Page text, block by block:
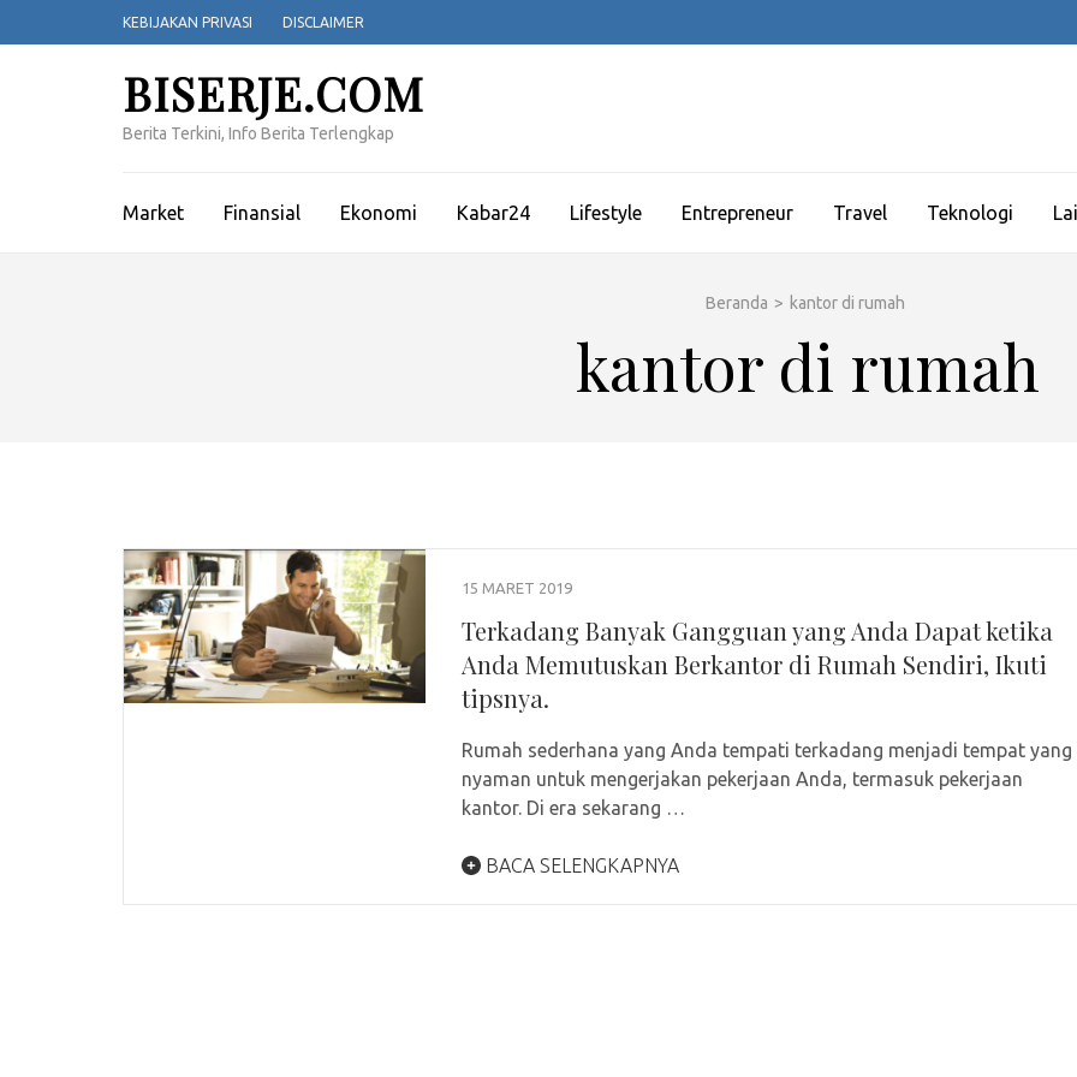
ke
KEBIJAKAN PRIVASI DISCLAIMER
BISERJE.COM
Berita Terkini, Info Berita Terlengkap
Market Finansial Ekonomi Kabar24 Lifestyle Entrepreneur Travel Teknologi
Beranda > kantor di rumah
kantor di rumah
15 MARET 2019
Terkadang Banyak Gangguan yang Anda Dapat ketika
Anda Memutuskan Berkantor di Rumah Sendiri, Ikuti
tipsnya.
Rumah sederhana yang Anda tempati terkadang menjadi tempat yang
nyaman untuk mengerjakan pekerjaan Anda, termasuk pekerjaan
kantor. Di era sekarang …
BACA SELENGKAPNYA